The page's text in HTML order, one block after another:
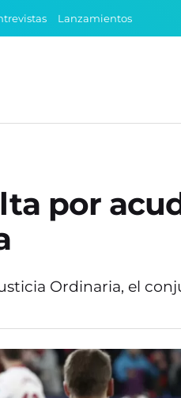
Lanzamientos
por
Ordinaria, el